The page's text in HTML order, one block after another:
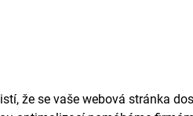
že se vaše webová stránka